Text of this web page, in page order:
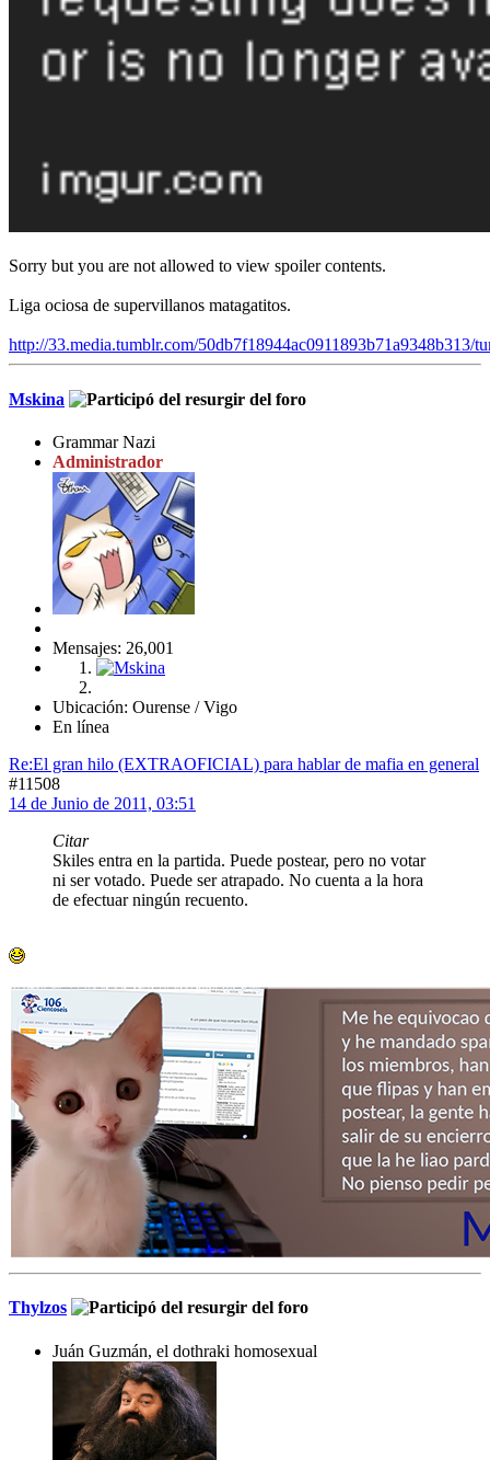
Sorry but you are not allowed to view spoiler contents.
Liga ociosa de supervillanos matagatitos.
http://33.media.tumblr.com/
Mskina
Grammar Nazi
Administrador
Mensajes: 26,001
Ubicación: Ourense / Vigo
En línea
Re:El gran hilo (EXTRAOFICIAL) para hablar de mafia en general
#11508
14 de Junio de 2011, 03:51
Citar
Skiles entra en la partida. Puede postear, pero no votar
ni ser votado. Puede ser atrapado. No cuenta a la hora
de efectuar ningún recuento.
Thylzos
Juán Guzmán, el dothraki homosexual